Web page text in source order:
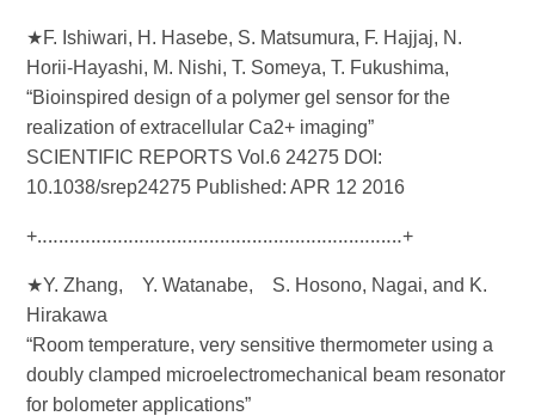
★F. Ishiwari, H. Hasebe, S. Matsumura, F. Hajjaj, N.
Horii-Hayashi, M. Nishi, T. Someya, T. Fukushima,
“Bioinspired design of a polymer gel sensor for the
realization of extracellular Ca2+ imaging”
SCIENTIFIC REPORTS Vol.6 24275 DOI:
10.1038/srep24275 Published: APR 12 2016
+‥‥‥‥‥‥‥‥‥‥‥‥‥‥‥‥‥‥‥‥‥‥‥‥‥‥‥‥‥‥‥‥‥‥+
★Y. Zhang, Y. Watanabe, S. Hosono, Nagai, and K.
Hirakawa
“Room temperature, very sensitive thermometer using a
doubly clamped microelectromechanical beam resonator
for bolometer applications”